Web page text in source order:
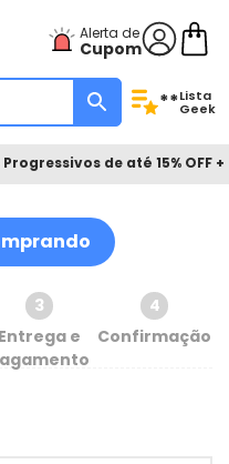
Alerta de
Cupom
**Lista
Geek
Progressivos de até 15% OFF
3
Entrega e
4
Confirmação